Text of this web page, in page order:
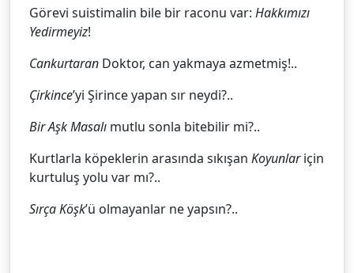
Görevi suistimalin bile bir raconu var: Hakkımızı
Yedirmeyiz!
Cankurtaran Doktor, can yakmaya azmetmiş!..
Çirkince’yi Şirince yapan sır neydi?..
Bir Aşk Masalı mutlu sonla bitebilir mi?..
Kurtlarla köpeklerin arasında sıkışan Koyunlariçin
kurtuluş yolu var mı?..
Sırça Köşk’ü olmayanlar ne yapsın?..